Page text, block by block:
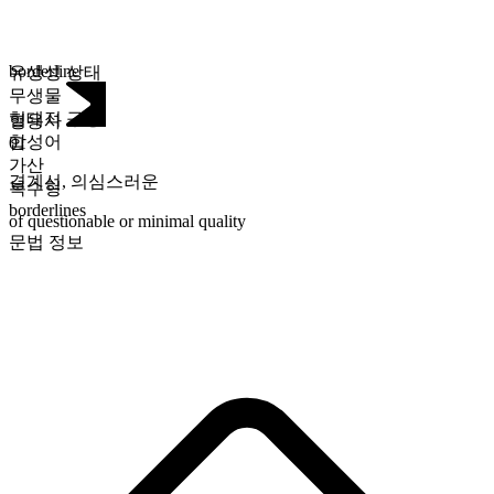
유생성 상태
무생물
형태적 구성
합성어
가산
복수형
borderlines
borderline
형용사
01
경계선, 의심스러운
of questionable or minimal quality
문법 정보